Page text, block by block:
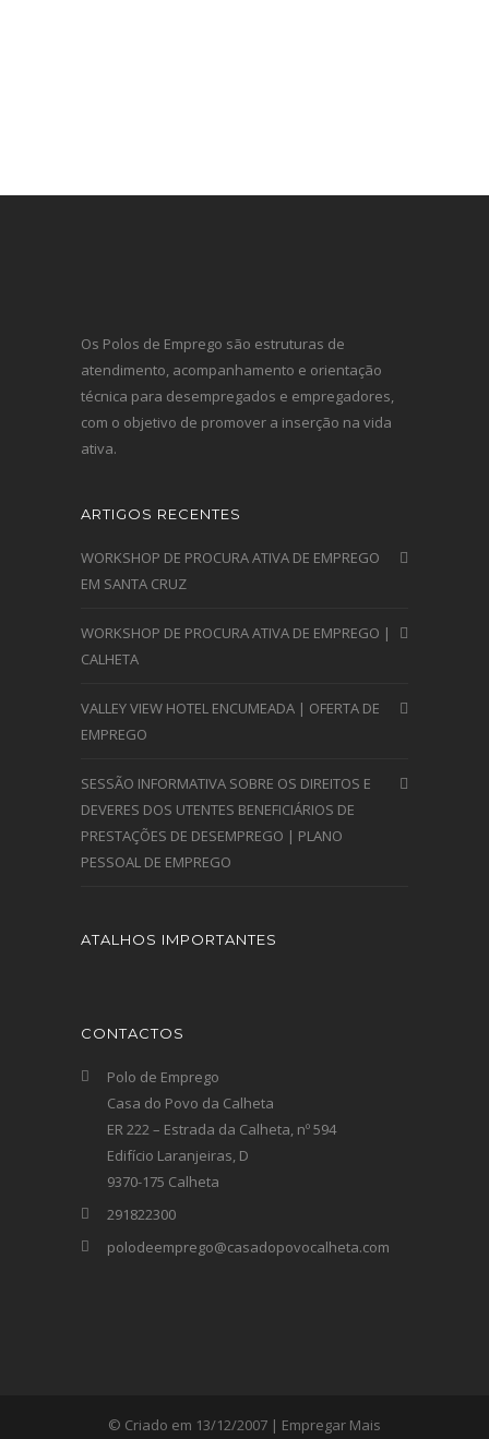
Os Polos de Emprego são estruturas de
atendimento, acompanhamento e orientação
técnica para desempregados e empregadores,
com o objetivo de promover a inserção na vida
ativa.
ARTIGOS RECENTES
WORKSHOP DE PROCURA ATIVA DE EMPREGO
EM SANTA CRUZ
WORKSHOP DE PROCURA ATIVA DE EMPREGO |
CALHETA
VALLEY VIEW HOTEL ENCUMEADA | OFERTA DE
EMPREGO
SESSÃO INFORMATIVA SOBRE OS DIREITOS E
DEVERES DOS UTENTES BENEFICIÁRIOS DE
PRESTAÇÕES DE DESEMPREGO | PLANO
PESSOAL DE EMPREGO
ATALHOS IMPORTANTES
CONTACTOS
Polo de Emprego
Casa do Povo da Calheta
ER 222 – Estrada da Calheta, nº 594
Edifício Laranjeiras, D
9370-175 Calheta
291822300
polodeemprego@casadopovocalheta.com
© Criado em 13/12/2007 | Empregar Mais